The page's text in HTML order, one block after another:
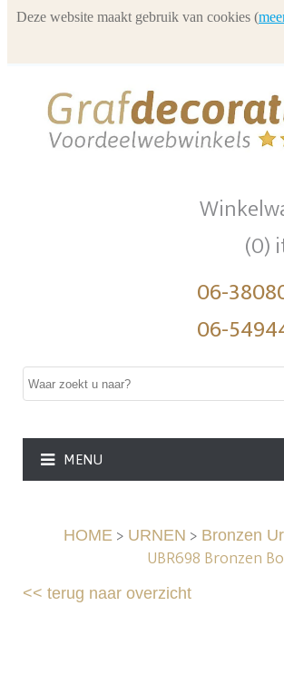
(0)
06-
06-
MENU
HOME> URNEN > Bronzen
UBR698 Bronzen
<<terug naar overzicht
Deze website maakt gebruik van cookies (